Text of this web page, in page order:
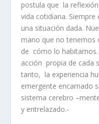
postula que la
vida cotidiana.
una situación dada.
mano que no tenemos
de cómo lo
acción propia de cada
tanto, la experiencia
emergente encarnado
sistema cerebro
y entrelazado.-